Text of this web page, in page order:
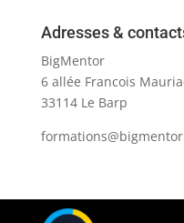
Adresses &
BigMentor
6 allée Francois
33114 Le Barp